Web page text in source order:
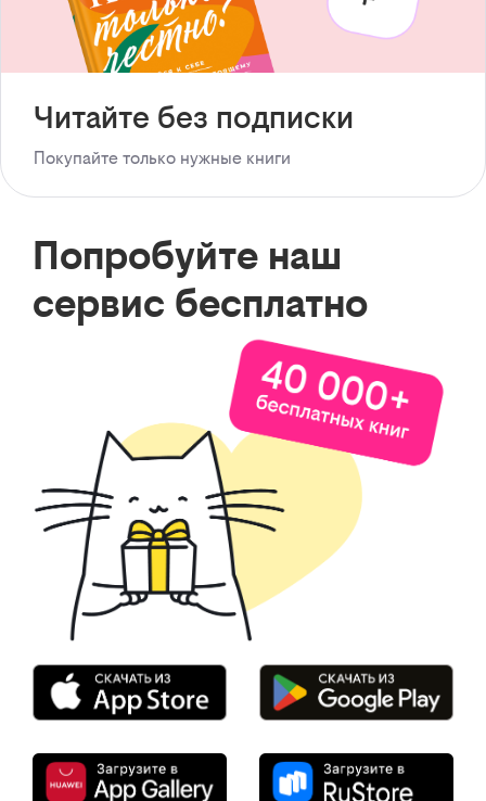
Читайте без подписки
Покупайте только нужные книги
Попробуйте наш
сервис бесплатно